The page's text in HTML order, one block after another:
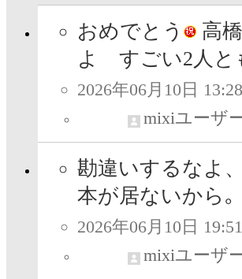
おめでとう
高
よ すごい2人と
2026年06月10日 13:28
mixiユーザ
勘違いするなよ
本が居ないから｡
2026年06月10日 19:51
mixiユーザ